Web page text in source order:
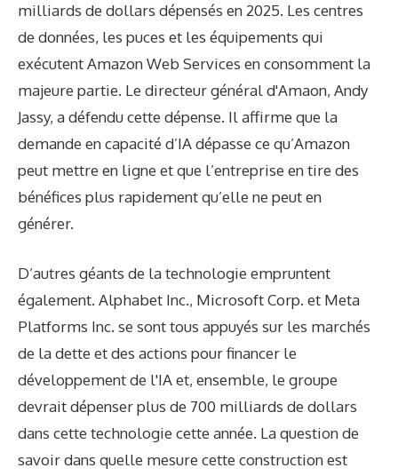
milliards de dollars dépensés en 2025. Les centres
de données, les puces et les équipements qui
exécutent Amazon Web Services en consomment la
majeure partie. Le directeur général d'Amaon, Andy
Jassy, ​​a défendu cette dépense. Il affirme que la
demande en capacité d’IA dépasse ce qu’Amazon
peut mettre en ligne et que l’entreprise en tire des
bénéfices plus rapidement qu’elle ne peut en
générer.
D’autres géants de la technologie empruntent
également. Alphabet Inc., Microsoft Corp. et Meta
Platforms Inc. se sont tous appuyés sur les marchés
de la dette et des actions pour financer le
développement de l'IA et, ensemble, le groupe
devrait dépenser plus de 700 milliards de dollars
dans cette technologie cette année. La question de
savoir dans quelle mesure cette construction est